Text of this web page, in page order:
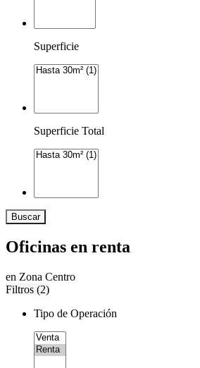
Superficie
Superficie Total
Buscar
Oficinas en renta
en Zona Centro
Filtros (2)
Tipo de Operación